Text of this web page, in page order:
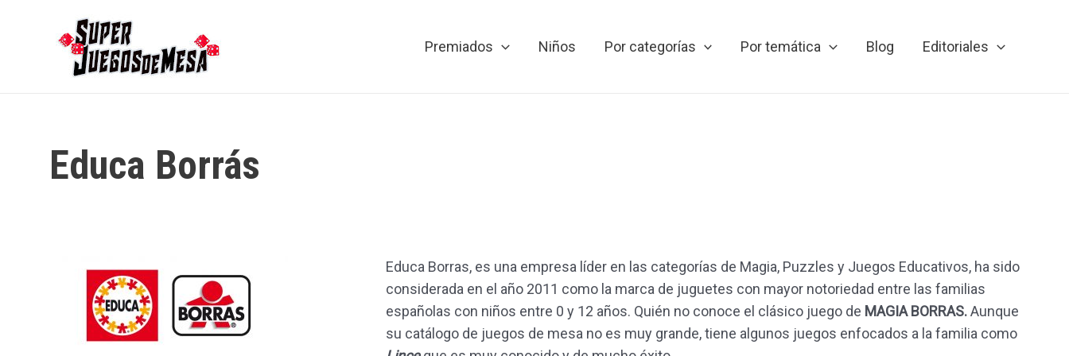
Premiados Niños Por categorías Por temática Blog Editoriales
Educa Borrás
Educa Borras, es una empresa líder en las categorías de Magia, Puzzles y Juegos Educativos, ha sido
considerada en el año 2011 como la marca de juguetes con mayor notoriedad entre las familias
españolas con niños entre 0 y 12 años. Quién no conoce el clásico juego de MAGIA BORRAS.Aunque
su catálogo de juegos de mesa no es muy grande, tiene algunos juegos enfocados a la familia como